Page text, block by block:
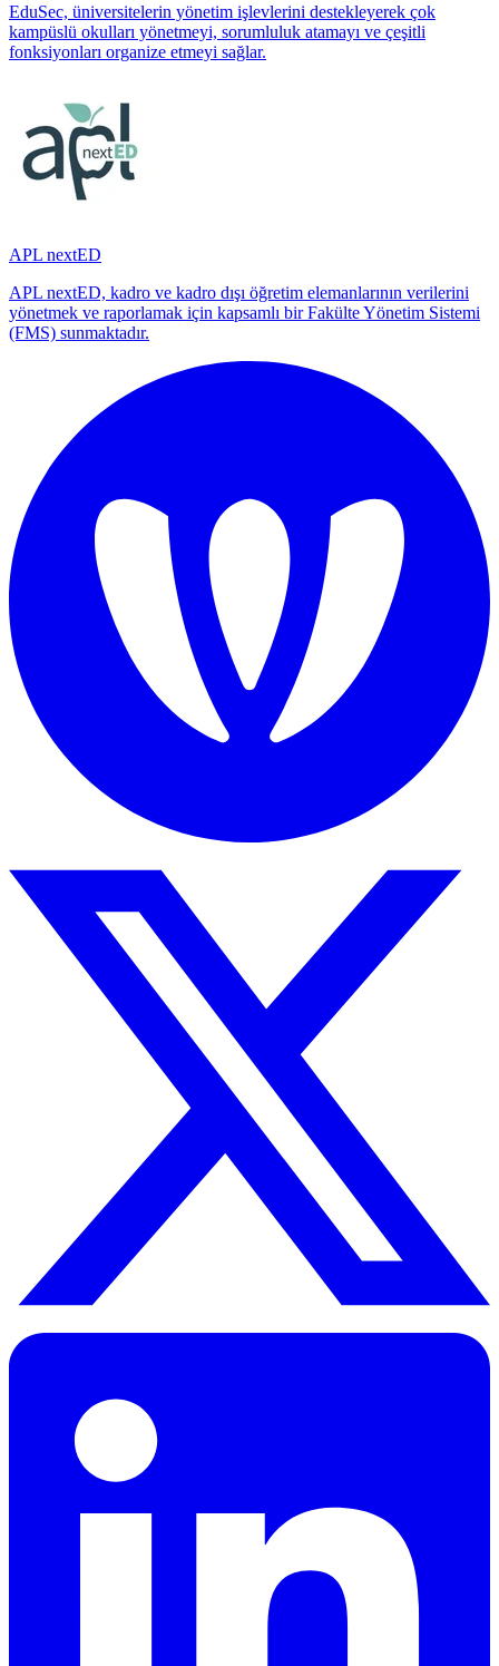
EduSec, üniversitelerin yönetim işlevlerini destekleyerek çok
kampüslü okulları yönetmeyi, sorumluluk atamayı ve çeşitli
fonksiyonları organize etmeyi sağlar.
APL nextED
APL nextED, kadro ve kadro dışı öğretim elemanlarının verilerini
yönetmek ve raporlamak için kapsamlı bir Fakülte Yönetim Sistemi
(FMS) sunmaktadır.